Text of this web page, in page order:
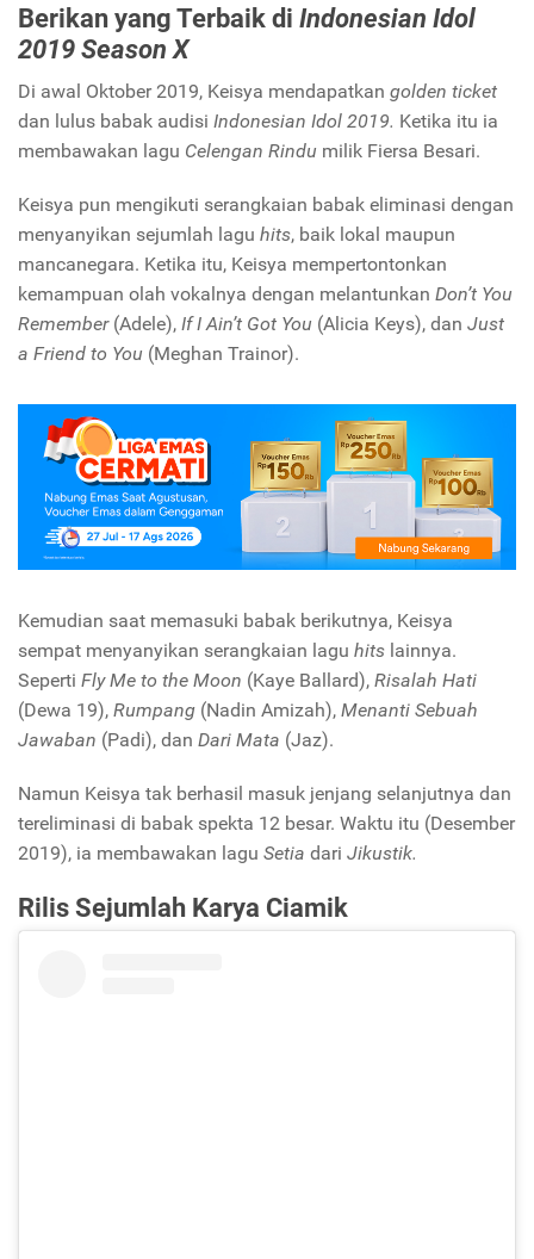
Berikan yang Terbaik di Indonesian Idol
2019 Season X
Di awal Oktober 2019, Keisya mendapatkan golden ticket
dan lulus babak audisi Indonesian Idol 2019. Ketika itu ia
membawakan lagu Celengan Rindu milik Fiersa Besari.
Keisya pun mengikuti serangkaian babak eliminasi dengan
menyanyikan sejumlah lagu hits, baik lokal maupun
mancanegara. Ketika itu, Keisya mempertontonkan
kemampuan olah vokalnya dengan melantunkan Don’t You
Remember(Adele), If I Ain’t Got You (Alicia Keys), dan Just
a Friend to You (Meghan Trainor).
Kemudian saat memasuki babak berikutnya, Keisya
sempat menyanyikan serangkaian lagu hits lainnya.
Seperti Fly Me to the Moon (Kaye Ballard), Risalah Hati
(Dewa 19), Rumpang (Nadin Amizah), Menanti Sebuah
Jawaban (Padi), dan Dari Mata (Jaz).
Namun Keisya tak berhasil masuk jenjang selanjutnya dan
tereliminasi di babak spekta 12 besar. Waktu itu (Desember
2019), ia membawakan lagu Setia dari Jikustik.
Rilis Sejumlah Karya Ciamik